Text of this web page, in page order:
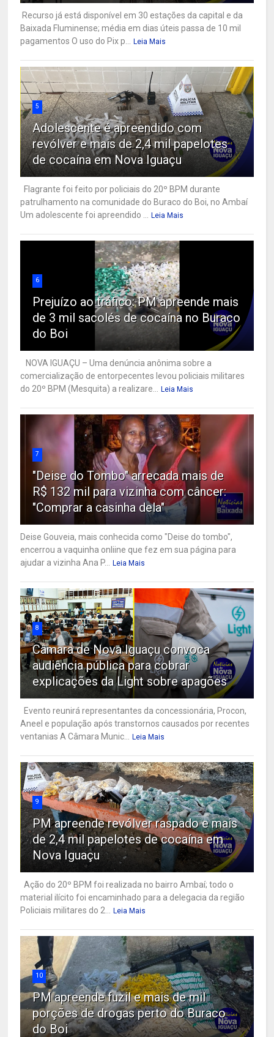
Recurso já está disponível em 30 estações da capital e da
Baixada Fluminense; média em dias úteis passa de 10 mil
pagamentos O uso do Pix p...
Leia Mais
5
Adolescente é apreendido com
revólver e mais de 2,4 mil papelotes
de cocaína em Nova Iguaçu
Flagrante foi feito por policiais do 20º BPM durante
patrulhamento na comunidade do Buraco do Boi, no Ambaí
Um adolescente foi apreendido ...
Leia Mais
6
Prejuízo ao tráfico: PM apreende mais
de 3 mil sacolés de cocaína no Buraco
do Boi
NOVA IGUAÇU – Uma denúncia anônima sobre a
comercialização de entorpecentes levou policiais militares
do 20º BPM (Mesquita) a realizare...
Leia Mais
7
"Deise do Tombo" arrecada mais de
R$ 132 mil para vizinha com câncer:
"Comprar a casinha dela"
Deise Gouveia, mais conhecida como "Deise do tombo",
encerrou a vaquinha onliine que fez em sua página para
ajudar a vizinha Ana P...
Leia Mais
8
Câmara de Nova Iguaçu convoca
audiência pública para cobrar
explicações da Light sobre apagões
Evento reunirá representantes da concessionária, Procon,
Aneel e população após transtornos causados por recentes
ventanias A Câmara Munic...
Leia Mais
9
PM apreende revólver raspado e mais
de 2,4 mil papelotes de cocaína em
Nova Iguaçu
Ação do 20º BPM foi realizada no bairro Ambaí; todo o
material ilícito foi encaminhado para a delegacia da região
Policiais militares do 2...
Leia Mais
10
PM apreende fuzil e mais de mil
porções de drogas perto do Buraco
do Boi